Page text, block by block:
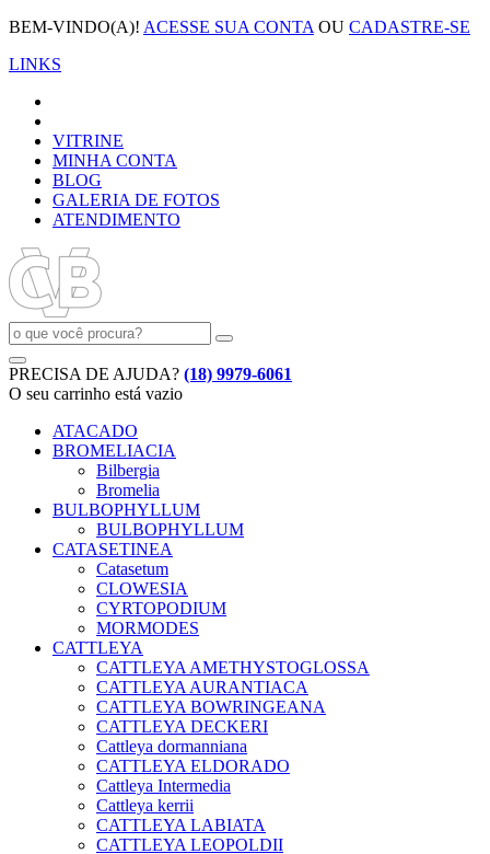
BEM-VINDO(A)! ACESSE SUA CONTA OU CADASTRE-SE
LINKS
VITRINE
MINHA CONTA
BLOG
GALERIA DE FOTOS
ATENDIMENTO
PRECISA DE AJUDA? (18) 9979-6061
O seu carrinho está vazio
ATACADO
BROMELIACIA
Bilbergia
Bromelia
BULBOPHYLLUM
BULBOPHYLLUM
CATASETINEA
Catasetum
CLOWESIA
CYRTOPODIUM
MORMODES
CATTLEYA
CATTLEYA AMETHYSTOGLOSSA
CATTLEYA AURANTIACA
CATTLEYA BOWRINGEANA
CATTLEYA DECKERI
Cattleya dormanniana
CATTLEYA ELDORADO
Cattleya Intermedia
Cattleya kerrii
CATTLEYA LABIATA
CATTLEYA LEOPOLDII